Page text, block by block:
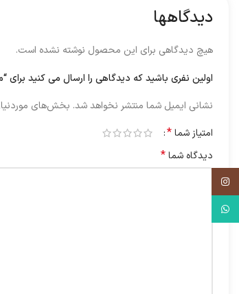
دیدگاهها
هیچ دیدگاهی برای این محصول نوشته نشده است.
اولین نفری باشید که دیدگاهی را ارسال می کنید برای “مزور
نشانی ایمیل شما منتشر نخواهد شد. بخش‌های
امتیاز شما*
دیدگاه شما*